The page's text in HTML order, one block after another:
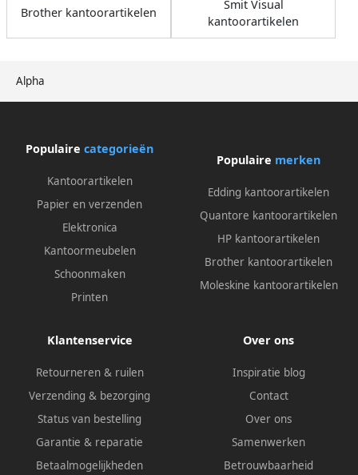
Alpha
Brother kantoorartikelen
Smit Visual
kantoorartikelen
Populaire categorieën
Kantoorartikelen
Papier en verzenden
Elektronica
Kantoormeubelen
Schoonmaken
Printen
Populaire merken
Edding kantoorartikelen
Quantore kantoorartikelen
HP kantoorartikelen
Brother kantoorartikelen
Moleskine kantoorartikelen
Klantenservice
Retourneren & ruilen
Verzending & bezorging
Status van bestelling
Garantie & reparatie
Betaalmogelijkheden
Over ons
Inspiratie blog
Contact
Over ons
Samenwerken
Betrouwbaarheid